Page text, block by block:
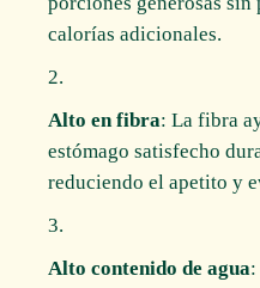
calorías adicionales.
Alto en fibra: La fibra
estómago satisfecho
reduciendo el apetito y
Alto contenido de agua